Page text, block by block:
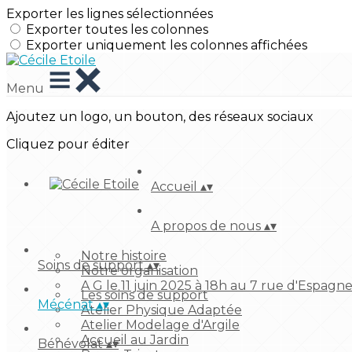
Exporter les lignes sélectionnées
Exporter toutes les colonnes
Exporter uniquement les colonnes affichées
Menu
Ajoutez un logo, un bouton, des réseaux sociaux
Cliquez pour éditer
Accueil ▴▾
A propos de nous ▴▾
Notre histoire
Notre organisation
A G le 11 juin 2025 à 18h au 7 rue d'Espagne
Soins de support▴▾
Les soins de support
Atelier Physique Adaptée
Atelier Modelage d'Argile
Accueil au Jardin
Mécénat▴▾
Bénévolat▴▾